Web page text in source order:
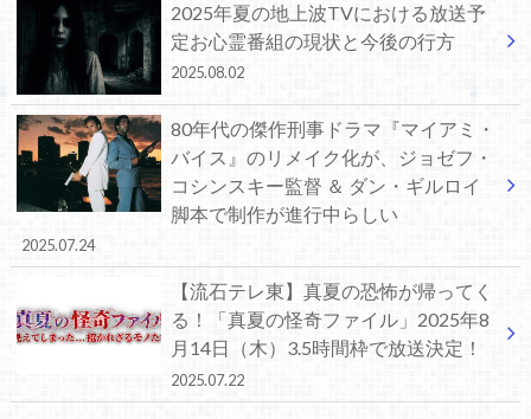
2025年夏の地上波TVにおける放送予
定お心霊番組の現状と今後の行方
2025.08.02
80年代の傑作刑事ドラマ『マイアミ・
バイス』のリメイク化が、ジョゼフ・
コシンスキー監督 ＆ ダン・ギルロイ
脚本で制作が進行中らしい
2025.07.24
【流石テレ東】真夏の恐怖が帰ってく
る！「真夏の怪奇ファイル」2025年8
月14日（木）3.5時間枠で放送決定！
2025.07.22